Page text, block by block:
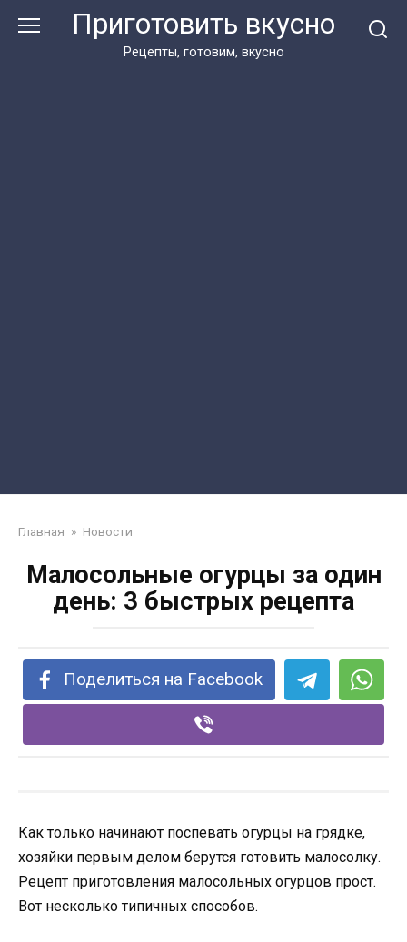
Приготовить вкусно
Рецепты, готовим, вкусно
Главная » Новости
Малосольные огурцы за один
день: 3 быстрых рецепта
Поделиться на Facebook
Как только начинают поспевать огурцы на грядке,
хозяйки первым делом берутся готовить малосолку.
Рецепт приготовления малосольных огурцов прост.
Вот несколько типичных способов.